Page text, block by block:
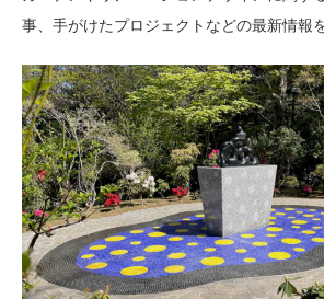
ンが 心地よい対比を生む
庭
2019年 静岡県
を デザ
庭
2019年
事、手がけたプロジェクトなどの最新情報